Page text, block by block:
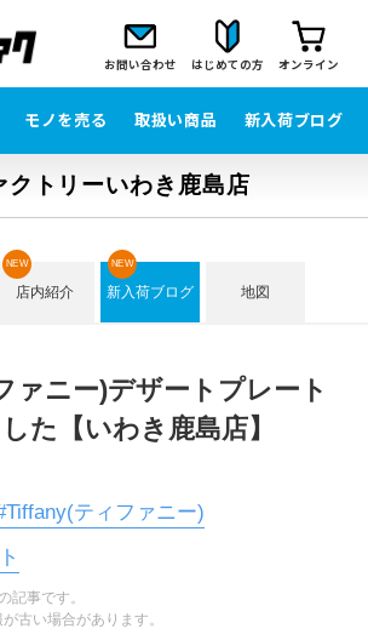
お問い合わせ はじめての方 オンライン
モノを売る 取扱い商品 新入荷ブログ
クトリーいわき鹿島店
店内紹介
NEW
新入荷ブログ
NEW
地図
ァニー)デザートプレート
た【いわき鹿島店】
ティファニー)
記事です。
古い場合があります。